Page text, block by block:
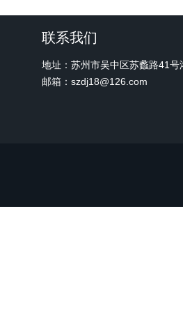
联系我们
地址：苏州市吴中区苏蠡路41号
邮箱：szdj18@126.com